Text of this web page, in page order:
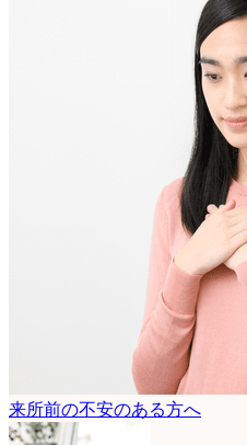
来所前の不安のある方へ